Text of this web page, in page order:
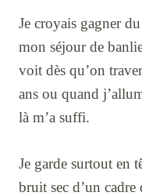
Je croyais gagner
mon séjour de
voit dès qu’on
ans ou quand
là m’a suffi.
Je garde surtout en
bruit sec d’un